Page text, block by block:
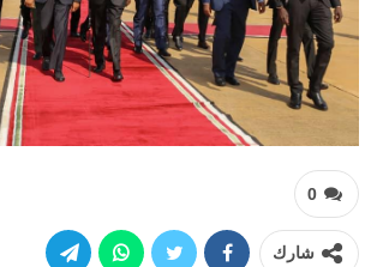
0
شارك